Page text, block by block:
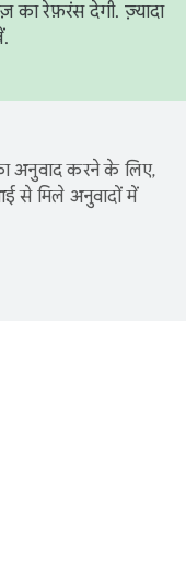
का रेफ़रंस देगी. ज़्यादा
अनुवाद करने के लिए,
से मिले अनुवादों में